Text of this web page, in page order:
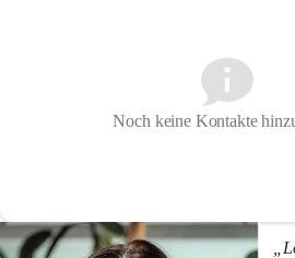
Noch keine Kontakte